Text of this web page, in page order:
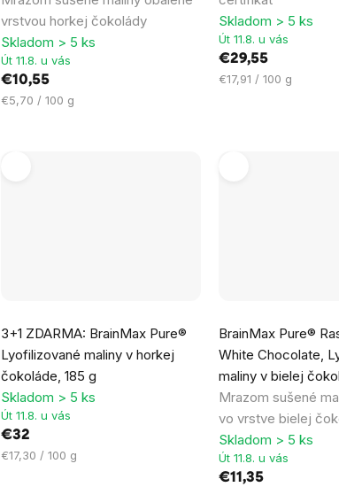
vrstvou horkej čokolády
Skladom > 5 ks
Út 11.8. u vás
€10,55
Jednotková
€5,70 / 100 g
5,0
z
5
hviezdičiek.
Skladom > 5 ks
Út 11.8. u vás
€29,55
Jednotková
€17,91 / 100 g
3+1 ZDARMA: BrainMax Pure®
Lyofilizované maliny v horkej
čokoláde, 185 g
hodnotenie
produktu
je
5,0
z
Skladom > 5 ks
Út 11.8. u vás
€32
Jednotková
€17,30 / 100 g
BrainMax Pure®
White Chocolate,
maliny v bielej
Mrazom sušené
vo vrstve bielej
hodnotenie
produktu
je
5,0
z
5
hviezdičiek.
Skladom > 5 ks
Út 11.8. u vás
€11,35